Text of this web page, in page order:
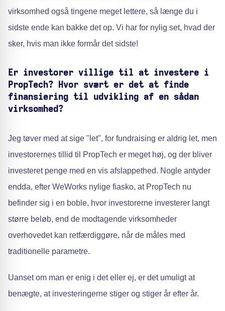
virksomhed også tingene meget lettere, så længe du i
sidste ende kan bakke det op. Vi har for nylig set, hvad der
sker, hvis man ikke formår det sidste!
Er investorer villige til at investere i
PropTech? Hvor svært er det at finde
finansiering til udvikling af en sådan
virksomhed?
Jeg tøver med at sige "let", for fundraising er aldrig let, men
investorernes tillid til PropTech er meget høj, og der bliver
investeret penge med en vis afslappethed. Nogle antyder
endda, efter WeWorks nylige fiasko, at PropTech nu
befinder sig i en boble, hvor investorerne investerer langt
større beløb, end de modtagende virksomheder
overhovedet kan retfærdiggøre, når de måles med
traditionelle parametre.
Uanset om man er enig i det eller ej, er det umuligt at
benægte, at investeringerne stiger og stiger år efter år.